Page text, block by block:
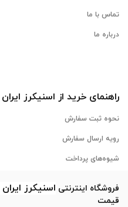
تماس با ما
درباره ما
راهنمای خرید از اسنیکرز ایران
نحوه ثبت سفارش
رویه ارسال سفارش
شیوه‌های پرداخت
فروشگاه اینترنتی اسنیکرز ایران
قیمت